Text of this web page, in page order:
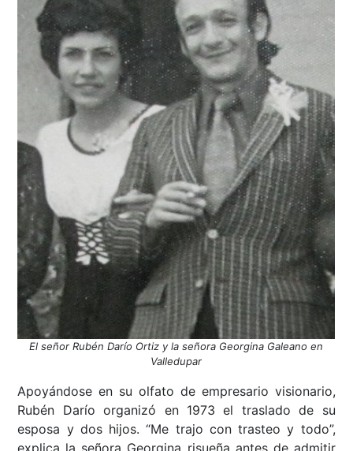
El señor Rubén Darío Ortiz y la señora Georgina Galeano en
Valledupar
Apoyándose en su olfato de empresario visionario,
Rubén Darío organizó en 1973 el traslado de su
esposa y dos hijos. “Me trajo con trasteo y todo”,
explica la señora Georgina risueña antes de admitir